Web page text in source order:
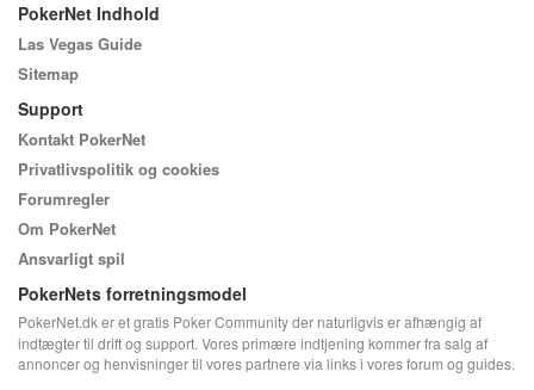
PokerNet Indhold
Las Vegas Guide
Sitemap
Support
Kontakt PokerNet
Privatlivspolitik og cookies
Forumregler
Om PokerNet
Ansvarligt spil
PokerNets forretningsmodel
PokerNet.dk er et gratis Poker Community der naturligvis er afhængig af
indtægter til drift og support. Vores primære indtjening kommer fra salg af
annoncer og henvisninger til vores partnere via links i vores forum og guides.